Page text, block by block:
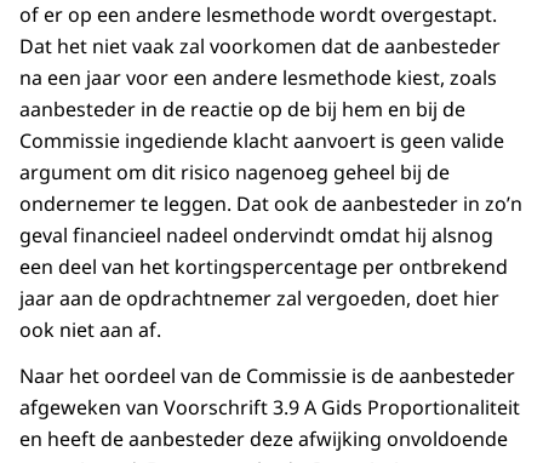
of er op een andere lesmethode wordt overgestapt.
Dat het niet vaak zal voorkomen dat de aanbesteder
na een jaar voor een andere lesmethode kiest, zoals
aanbesteder in de reactie op de bij hem en bij de
Commissie ingediende klacht aanvoert is geen valide
argument om dit risico nagenoeg geheel bij de
ondernemer te leggen. Dat ook de aanbesteder in zo’n
geval financieel nadeel ondervindt omdat hij alsnog
een deel van het kortingspercentage per ontbrekend
jaar aan de opdrachtnemer zal vergoeden, doet hier
ook niet aan af.
Naar het oordeel van de Commissie is de aanbesteder
afgeweken van Voorschrift 3.9 A Gids Proportionaliteit
en heeft de aanbesteder deze afwijking onvoldoende